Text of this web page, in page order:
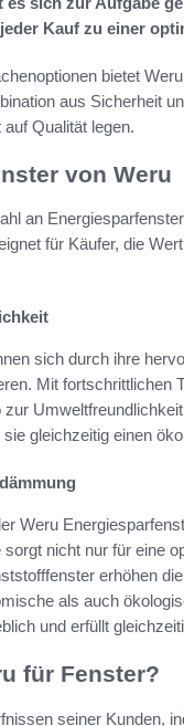
Kauf zu einer
bietet
aus Sicherheit
Qualität legen.
von Weru
an
für Käufer, die
sich durch ihre
Mit fortschrittlichen
gleichzeitig einen
Weru
nicht nur für eine
erhöhen
als auch
und erfüllt
für Fenster?
seiner Kunden,